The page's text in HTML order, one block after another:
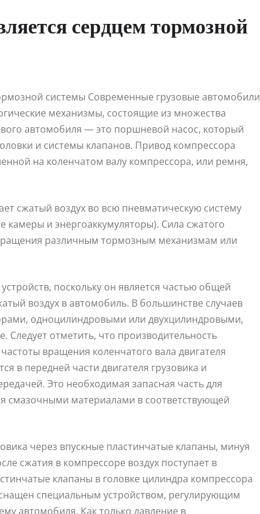
сердцем тормозной
системы Современные грузовые автомобили
механизмы, состоящие из множества
автомобиля — это поршневой насос, который
и системы клапанов. Привод компрессора
на коленчатом валу компрессора, или ремня,
сжатый воздух во всю пневматическую систему
и энергоаккумуляторы). Сила сжатого
различным тормозным механизмам или
поскольку он является частью общей
воздух в автомобиль. В большинстве случаев
одноцилиндровыми или двухцилиндровыми,
Следует отметить, что производительность
вращения коленчатого вала двигателя
в передней части двигателя грузовика и
Это необходимая запасная часть для
смазочными материалами в соответствующей
через впускные пластинчатые клапаны, минуя
сжатия в компрессоре воздух поступает в
клапаны в головке цилиндра компрессора
специальным устройством, регулирующим
автомобиля. Как только давление в